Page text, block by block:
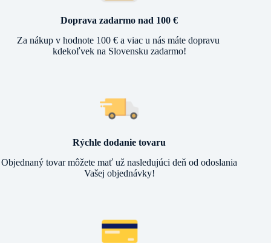
Doprava zadarmo nad 100 €
Za nákup v hodnote 100 € a viac u nás máte dopravu
kdekoľvek na Slovensku zadarmo!
Rýchle dodanie tovaru
Objednaný tovar môžete mať už nasledujúci deň od odoslania
Vašej objednávky!